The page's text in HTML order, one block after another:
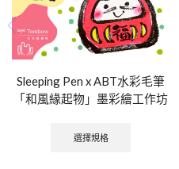
Sleeping Pen x ABT水彩毛筆
「和風緣起物」墨彩繪工作坊
選擇規格